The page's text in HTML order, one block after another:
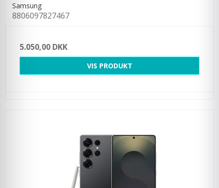
Samsung
8806097827467
5.050,00 DKK
VIS PRODUKT